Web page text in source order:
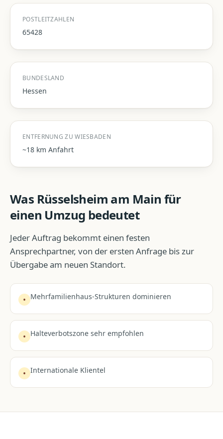
POSTLEITZAHLEN
65428
BUNDESLAND
Hessen
ENTFERNUNG ZU WIESBADEN
~18 km Anfahrt
Was Rüsselsheim am Main für
einen Umzug bedeutet
Jeder Auftrag bekommt einen festen
Ansprechpartner, von der ersten Anfrage bis zur
Übergabe am neuen Standort.
• Mehrfamilienhaus-Strukturen dominieren
• Halteverbotszone sehr empfohlen
• Internationale Klientel